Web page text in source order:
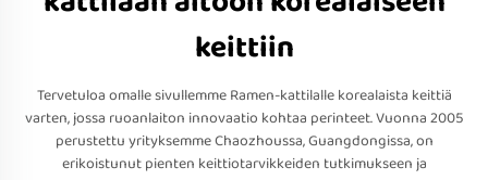
keittiin
Tervetuloa omalle sivullemme Ramen-kattilalle korealaista keittiä
varten, jossa ruoanlaiton innovaatio kohtaa perinteet. Vuonna 2005
perustettu yrityksemme Chaozhoussa, Guangdongissa, on
erikoistunut pienten keittiotarvikkeiden tutkimukseen ja